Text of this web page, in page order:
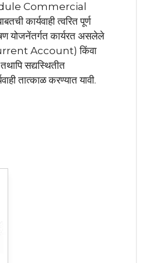
Commercial
कार्यवाही त्वरित पूर्ण
योजनेंतर्गत कार्यरत असलेले
Account) किंवा
सद्यस्थितीत
तात्काळ करण्यात यावी.